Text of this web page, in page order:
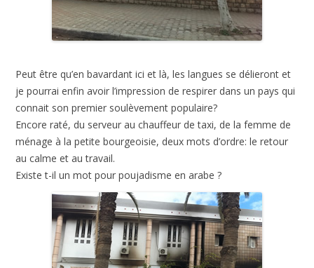
Peut être qu’en bavardant ici et là, les langues se délieront et
je pourrai enfin avoir l’impression de respirer dans un pays qui
connait son premier soulèvement populaire?
Encore raté, du serveur au chauffeur de taxi, de la femme de
ménage à la petite bourgeoisie, deux mots d’ordre: le retour
au calme et au travail.
Existe t-il un mot pour poujadisme en arabe ?